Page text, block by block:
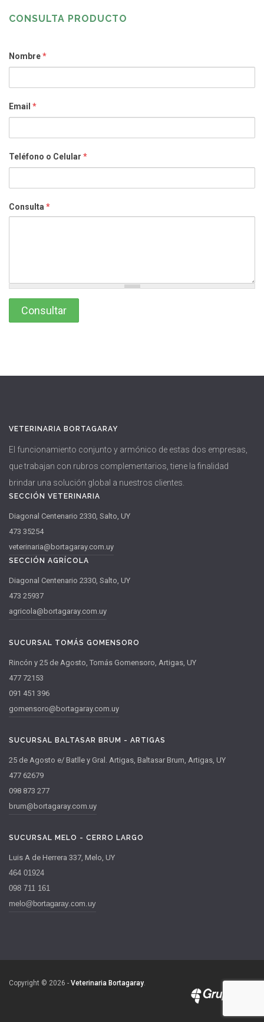
CONSULTA PRODUCTO
Nombre*
Email *
Teléfono o Celular *
Consulta *
VETERINARIA BORTAGARAY
El funcionamiento conjunto y armónico de estas dos empresas,
que trabajan con rubros complementarios, tiene la finalidad
brindar una solución global a nuestros clientes.
SECCIÓN VETERINARIA
Diagonal Centenario 2330, Salto, UY
473 35254
veterinaria@bortagaray.com.uy
SECCIÓN AGRÍCOLA
Diagonal Centenario 2330, Salto, UY
473 25937
agricola@bortagaray.com.uy
SUCURSAL TOMÁS GOMENSORO
Rincón y 25 de Agosto, Tomás Gomensoro, Artigas, UY
477 72153
091 451 396
gomensoro@bortagaray.com.uy
SUCURSAL BALTASAR BRUM - ARTIGAS
25 de Agosto e/ Batlle y Gral. Artigas, Baltasar Brum, Artigas, UY
477 62679
098 873 277
brum@bortagaray.com.uy
SUCURSAL MELO - CERRO LARGO
Luis A de Herrera 337, Melo, UY
464 01924
098 711 161
melo@bortagaray.com.uy
Copyright © 2026 - Veterinaria Bortagaray.